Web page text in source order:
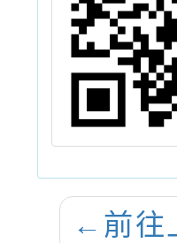
← 前往